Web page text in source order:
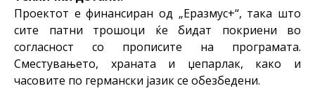
Проектот е финансиран од „Еразмус+“, така што
сите патни трошоци ќе бидат покриени во
согласност со прописите на програмата.
Сместувањето, храната и џепарлак, како и
часовите по германски јазик се обезбедени.